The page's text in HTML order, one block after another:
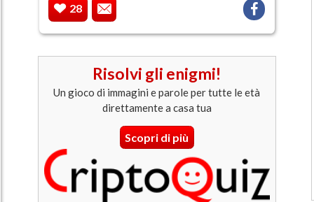
28
Risolvi gli enigmi!
Un gioco di immagini e parole per tutte le età
direttamente a casa tua
Scopri di più